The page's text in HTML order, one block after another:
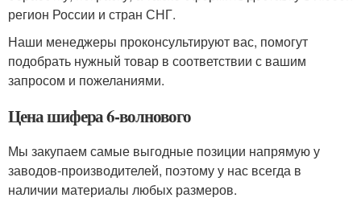
регион России и стран СНГ.
Наши менеджеры проконсультируют вас, помогут
подобрать нужный товар в соответствии с вашим
запросом и пожеланиями.
Цена шифера 6-волнового
Мы закупаем самые выгодные позиции напрямую у
заводов-производителей, поэтому у нас всегда в
наличии материалы любых размеров.